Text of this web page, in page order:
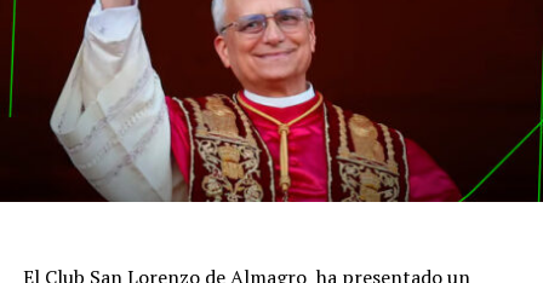
El Club San Lorenzo de Almagro ha presentado un